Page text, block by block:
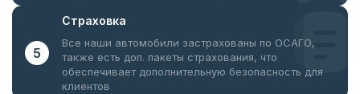
5
Страховка
Все наши автомобили застрахованы по ОСАГО,
также есть доп. пакеты страхования, что
обеспечивает дополнительную безопасность для
клиентов